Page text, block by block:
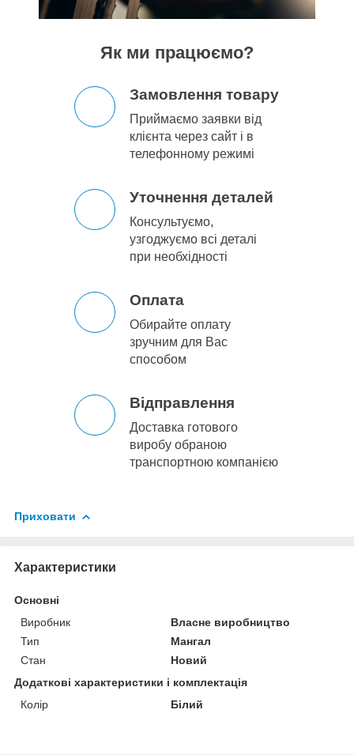
Як ми працюємо?
Замовлення товару
Приймаємо заявки від
клієнта через сайт і в
телефонному режимі
Уточнення деталей
Консультуємо,
узгоджуємо всі деталі
при необхідності
Оплата
Обирайте оплату
зручним для Вас
способом
Відправлення
Доставка готового
виробу обраною
транспортною компанією
Приховати
Характеристики
Основні
Виробник
Власне виробництво
Тип
Мангал
Стан
Новий
Додаткові характеристики і комплектація
Колір
Білий